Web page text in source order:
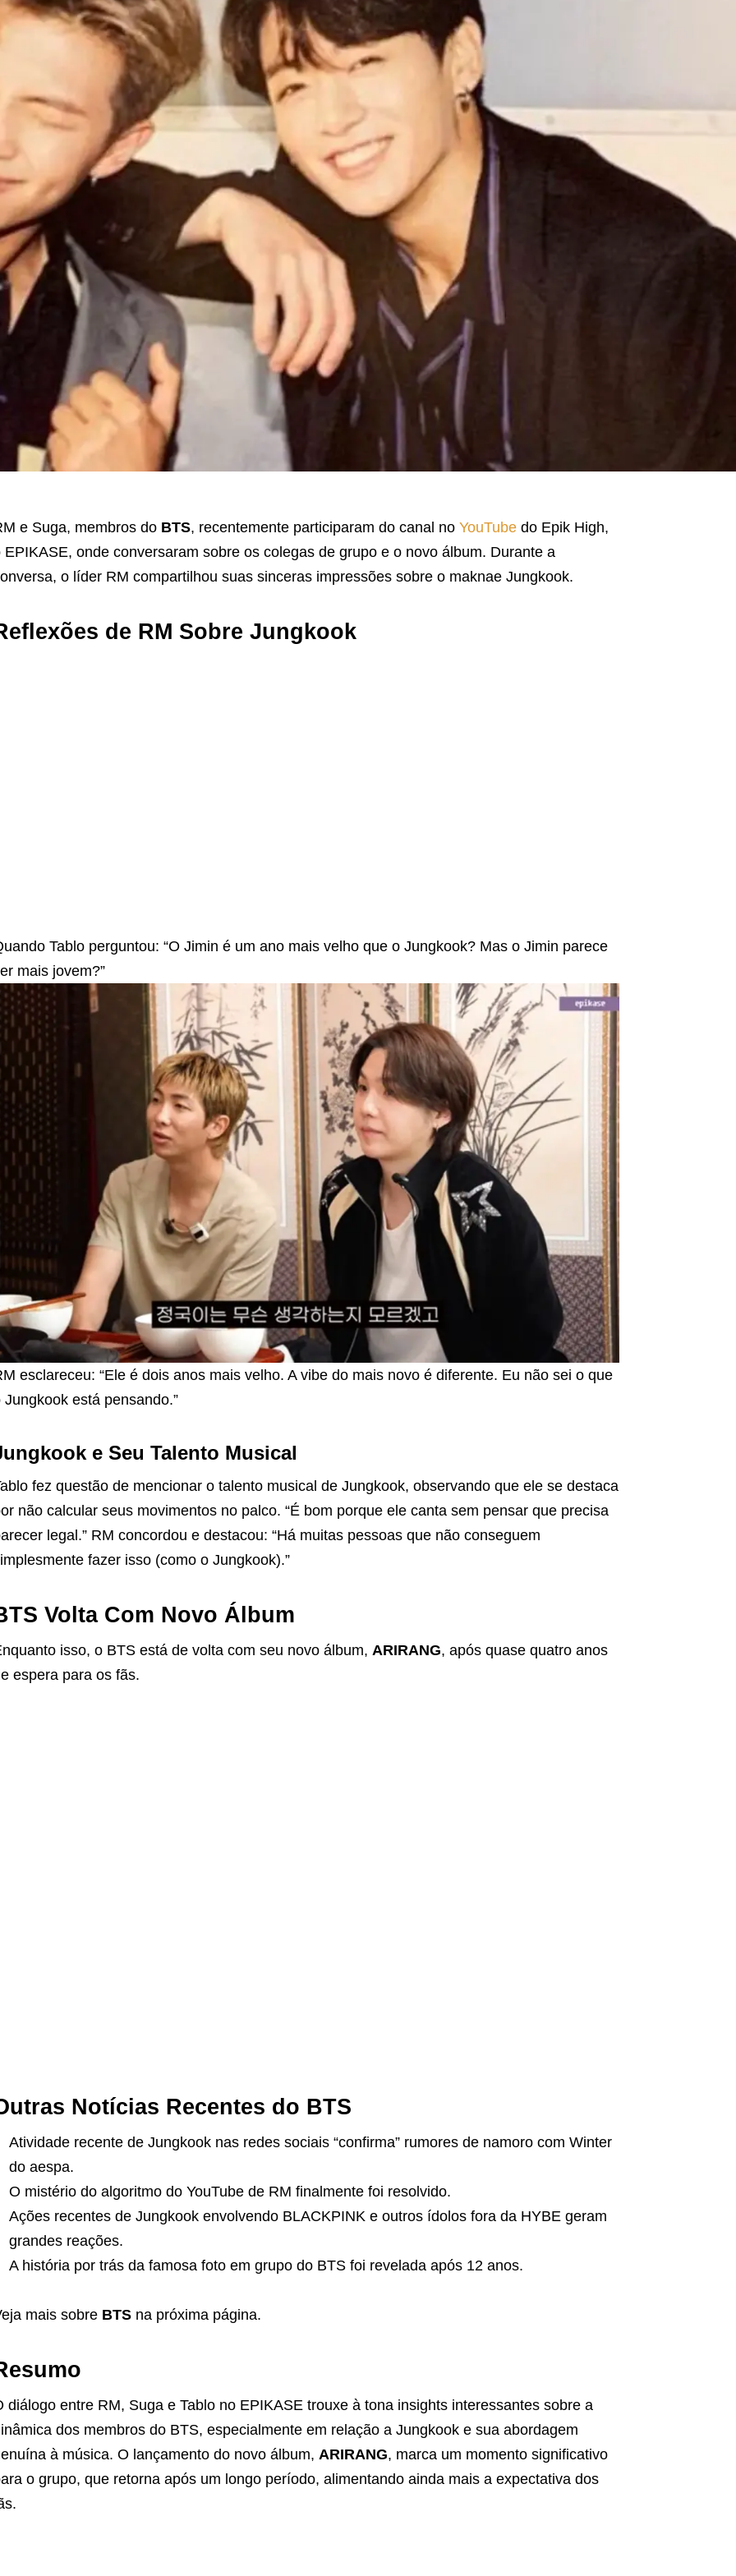
e Suga, membros do BTS, recentemente participaram do canal no YouTubedo Epik High,
EPIKASE, onde conversaram sobre os colegas de grupo e o novo álbum. Durante a
o líder RM compartilhou suas sinceras impressões sobre o maknae Jungkook.
de RM Sobre Jungkook
Tablo perguntou: “O Jimin é um ano mais velho que o Jungkook? Mas o Jimin parece
mais jovem?”
esclareceu: “Ele é dois anos mais velho. A vibe do mais novo é diferente. Eu não sei o que
Jungkook está pensando.”
e Seu Talento Musical
fez questão de mencionar o talento musical de Jungkook, observando que ele se destaca
não calcular seus movimentos no palco. “É bom porque ele canta sem pensar que precisa
legal.” RM concordou e destacou: “Há muitas pessoas que não conseguem
fazer isso (como o Jungkook).”
Volta Com Novo Álbum
isso, o BTS está de volta com seu novo álbum, ARIRANG, após quase quatro anos
espera para os fãs.
Notícias Recentes do BTS
Atividade recente de Jungkook nas redes sociais “confirma” rumores de namoro com Winter
do aespa.
O mistério do algoritmo do YouTube de RM finalmente foi resolvido.
Ações recentes de Jungkook envolvendo BLACKPINK e outros ídolos fora da HYBE geram
grandes reações.
A história por trás da famosa foto em grupo do BTS foi revelada após 12 anos.
mais sobre BTSna próxima página.
diálogo entre RM, Suga e Tablo no EPIKASE trouxe à tona insights interessantes sobre a
dos membros do BTS, especialmente em relação a Jungkook e sua abordagem
à música. O lançamento do novo álbum, ARIRANG, marca um momento significativo
o grupo, que retorna após um longo período, alimentando ainda mais a expectativa dos